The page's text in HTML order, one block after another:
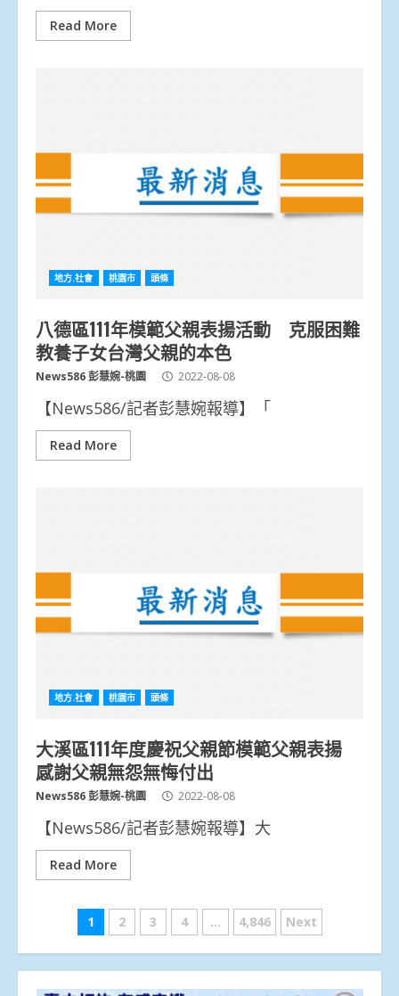
Read More
地方.社會 桃園市 頭條
八德區111年模範父親表揚活動 克服困難
教養子女台灣父親的本色
News586 彭慧婉-桃園 2022-08-08
【News586/記者彭慧婉報導】「
Read More
地方.社會 桃園市 頭條
大溪區111年度慶祝父親節模範父親表揚
感謝父親無怨無悔付出
News586 彭慧婉-桃園 2022-08-08
【News586/記者彭慧婉報導】大
Read More
文
章
1 2 3 4 ... 4,846 Next